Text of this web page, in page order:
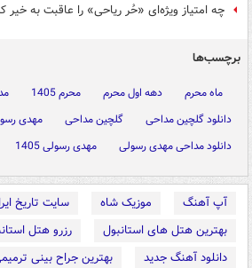
چه امتیاز ویژه‌ای «حُر ریاحی» را عاقبت به خیر
برچسب‌ها
ماه محرم دهه اول محرم محرم 1405
دانلود گلچین مداحی
گلچین مداحی
مهدی
دانلود مداحی مهدی رسولی
مهدی رسولی 1405
آپ آهنگ موزیک شاه
سایت تاریخ
بهترین هتل های استانبول
رزرو هتل
دانلود آهنگ جدید
بهترین جراح بینی